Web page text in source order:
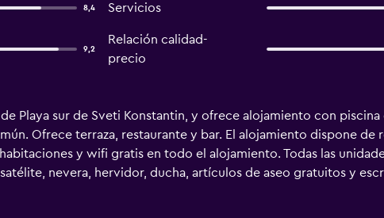
8,4 Servicios
9,2
Relación calidad-
precio
de Playa sur de Sveti Konstantin, y ofrece alojamiento con
Ofrece terraza, restaurante y bar. El alojamiento dispone de
y wifi gratis en todo el alojamiento. Todas las
nevera, hervidor, ducha, artículos de aseo gratuitos y
de pelo, y algunas también ofrecen zona de cocina con
está a 1,9 km del alojamiento, y Zoo de Varna está a